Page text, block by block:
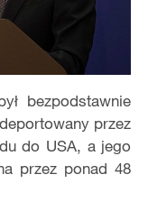
bezpodstawnie
przez
do USA, a jego
przez ponad 48